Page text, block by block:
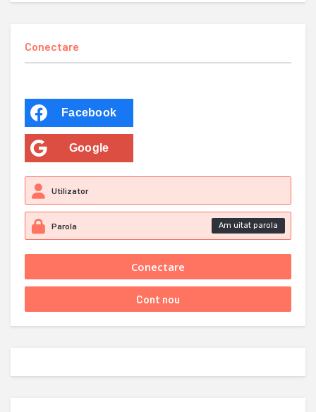
Conectare
Facebook
Google
Am uitat parola